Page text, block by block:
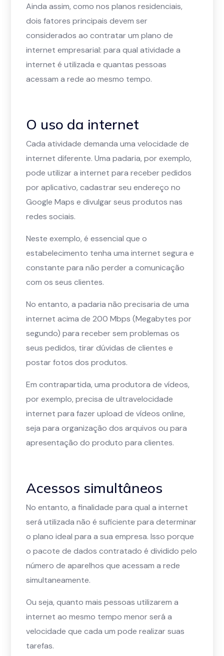
Ainda assim, como nos planos residenciais,
dois fatores principais devem ser
considerados ao contratar um plano de
internet empresarial: para qual atividade a
internet é utilizada e quantas pessoas
acessam a rede ao mesmo tempo.
O uso da internet
Cada atividade demanda uma velocidade de
internet diferente. Uma padaria, por exemplo,
pode utilizar a internet para receber pedidos
por aplicativo, cadastrar seu endereço no
Google Maps e divulgar seus produtos nas
redes sociais.
Neste exemplo, é essencial que o
estabelecimento tenha uma internet segura e
constante para não perder a comunicação
com os seus clientes.
No entanto, a padaria não precisaria de uma
internet acima de 200 Mbps (Megabytes por
segundo) para receber sem problemas os
seus pedidos, tirar dúvidas de clientes e
postar fotos dos produtos.
Em contrapartida, uma produtora de vídeos,
por exemplo, precisa de ultravelocidade
internet para fazer upload de vídeos online,
seja para organização dos arquivos ou para
apresentação do produto para clientes.
Acessos simultâneos
No entanto, a finalidade para qual a internet
será utilizada não é suficiente para determinar
o plano ideal para a sua empresa. Isso porque
o pacote de dados contratado é dividido pelo
número de aparelhos que acessam a rede
simultaneamente.
Ou seja, quanto mais pessoas utilizarem a
internet ao mesmo tempo menor será a
velocidade que cada um pode realizar suas
tarefas.